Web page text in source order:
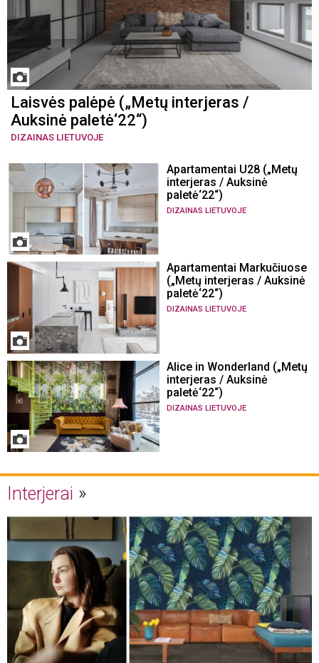
Laisvės palėpė („Metų interjeras /
Auksinė paletė‘22“)
DIZAINAS LIETUVOJE
Apartamentai U28 („Metų
interjeras / Auksinė
paletė‘22“)
DIZAINAS LIETUVOJE
Apartamentai Markučiuose
(„Metų interjeras / Auksinė
paletė‘22“)
DIZAINAS LIETUVOJE
Alice in Wonderland („Metų
interjeras / Auksinė
paletė‘22“)
DIZAINAS LIETUVOJE
Interjerai